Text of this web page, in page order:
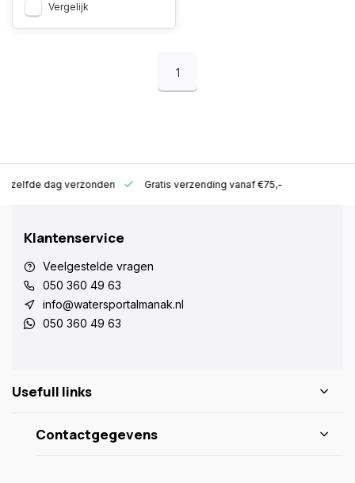
Vergelijk
1
zelfde dag verzonden Gratis verzending vanaf €75,-
Klantenservice
Veelgestelde vragen
050 360 49 63
info@watersportalmanak.nl
050 360 49 63
Usefull links
Contactgegevens